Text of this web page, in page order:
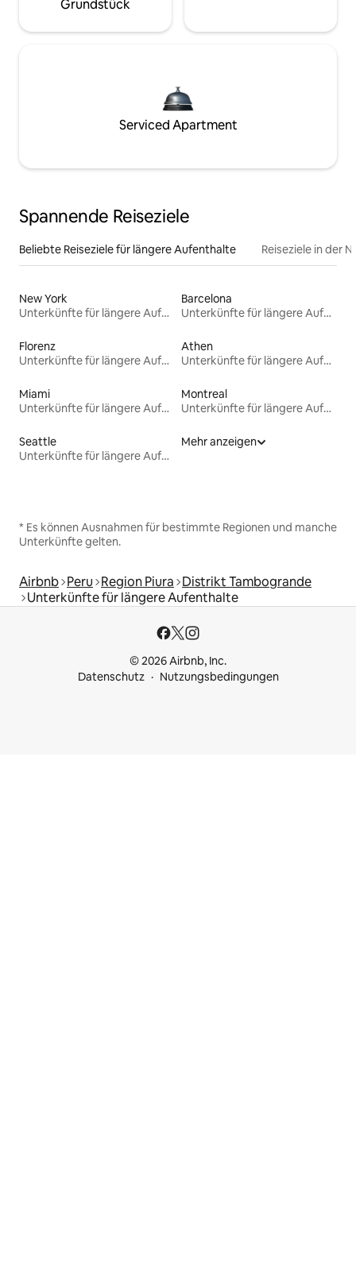
Grundstück
Serviced Apartment
Spannende Reiseziele
Beliebte Reiseziele für längere Aufenthalte Reiseziele in der
New York
Unterkünfte für längere Aufenthalte
Barcelona
Unterkünfte für längere Aufenthalte
Florenz
Unterkünfte für längere Aufenthalte
Athen
Unterkünfte für längere Aufenthalte
Miami
Unterkünfte für längere Aufenthalte
Montreal
Unterkünfte für längere Aufenthalte
Seattle
Unterkünfte für längere Aufenthalte
Mehr anzeigen
* Es können Ausnahmen für bestimmte Regionen und manche
Unterkünfte gelten.
Airbnb Peru Region Piura Distrikt Tambogrande
Unterkünfte für längere Aufenthalte
© 2026 Airbnb, Inc.
Datenschutz
Nutzungsbedingungen